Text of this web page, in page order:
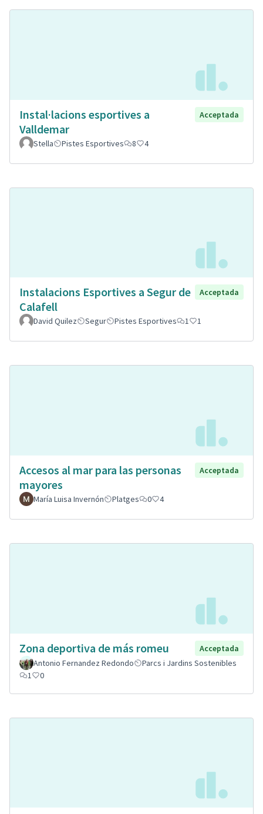
Instal·lacions esportives a
Valldemar
Acceptada
Stella Pistes Esportives 8 4
Instalacions Esportives a Segur de
Calafell
Acceptada
David Quilez Segur Pistes Esportives 1 1
Accesos al mar para las personas
mayores
Acceptada
María Luisa Invernón Platges 0 4
Zona deportiva de más romeu
Acceptada
Antonio Fernandez Redondo
Parcs i Jardins Sostenibles
1
0